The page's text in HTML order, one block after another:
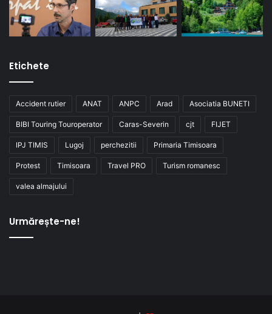
Etichete
Accident rutier ANAT ANPC Arad Asociatia BUNETI
BIBI Touring Touroperator Caras-Severin cjt FIJET
IPJ TIMIS Lugoj perchezitii Primaria Timisoara
Protest Timisoara Travel PRO Turism romanesc
valea almajului
Urmărește-ne!